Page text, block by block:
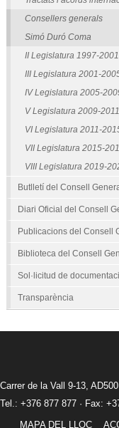
Consellers generals
Simó Duró Coma
II Legislatura 1997-2001
III Legislatura 2001-
IV Legislatura 2005-
V Legislatura 2009-2011
VI Legislatura 2011-
VII Legislatura 2015-
VIII Legislatura 2019-
Butlletí del Consell
Diari Oficial del Consell
Publicacions del Consell
Biblioteca del Consell
Sol·licitud de
Transparència
Carrer de la Vall 9-13,
Tel.: +376 877 877 · Fax:
MAPA DEL LLOC